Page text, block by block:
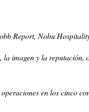
Report, Nobu
imagen y la reputación,
en los cinco